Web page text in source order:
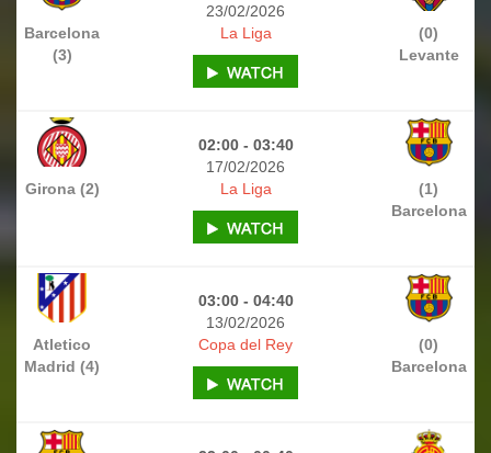
23/02/2026
Barcelona
(3)
(0)
Levante
La Liga
02:00 - 03:40
17/02/2026
Girona (2)
(1)
Barcelona
La Liga
03:00 - 04:40
13/02/2026
Atletico
Madrid (4)
(0)
Barcelona
Copa del Rey